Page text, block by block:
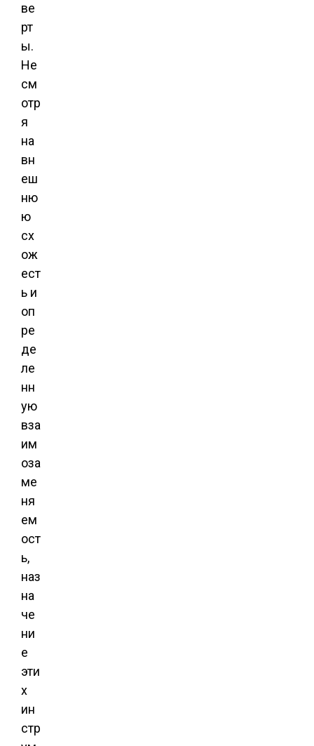
ве
рт
ы.
Не
см
отр
я
на
вн
еш
ню
ю
сх
ож
ест
ь и
оп
ре
де
ле
нн
ую
вза
им
оза
ме
ня
ем
ост
ь,
наз
на
че
ни
е
эти
х
ин
стр